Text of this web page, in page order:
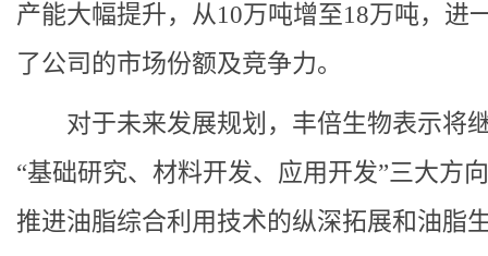
产能大幅提升，从10万吨增至18万吨，进
了公司的市场份额及竞争力。
对于未来发展规划，丰倍生物表示将
“基础研究、材料开发、应用开发”三大方
推进油脂综合利用技术的纵深拓展和油脂